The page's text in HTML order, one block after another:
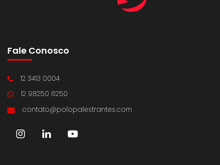
Fale Conosco
12 3413 0004
12 98250 6250
contato@polopalestrantes.com